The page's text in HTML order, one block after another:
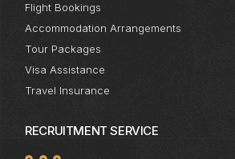
Flight Bookings
Accommodation Arrangements
Tour Packages
Visa Assistance
Travel Insurance
RECRUITMENT SERVICE